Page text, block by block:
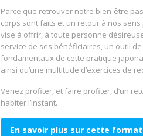
Parce que retrouver notre bien-être
corps sont faits et un retour à nos
vise à offrir, à toute personne
service de ses bénéficiaires, un outil
fondamentaux de cette pratique
ainsi qu’une multitude d’exercices de
Venez profiter, et faire profiter, d’un
habiter l’instant.
En savoir plus sur cette